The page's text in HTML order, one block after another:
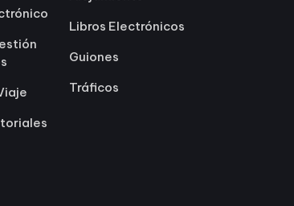
Libros Electrónicos
Guiones
Tráficos